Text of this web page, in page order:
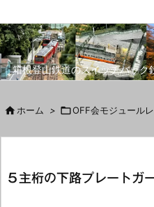
箱根登山鉄道のスイッチバッ
 ホーム > OFF会モジュール
５主桁の下路プレートガ